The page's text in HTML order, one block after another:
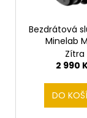
Bezdrátová
Minelab
Zítra
2 990
DO